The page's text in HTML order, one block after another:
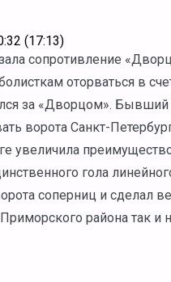
(17:13)
сопротивление
оторваться в
за «Дворцом».
ворота Санкт-
увеличила
гола
соперниц и сделал
района так и